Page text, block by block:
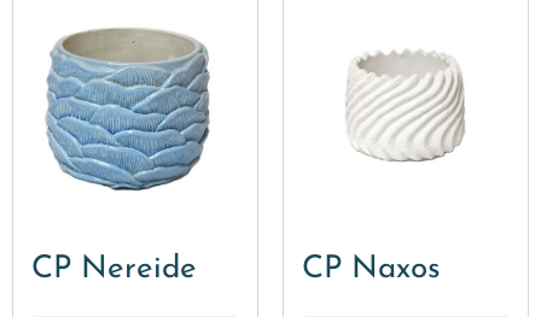
CP Nereide CP Naxos